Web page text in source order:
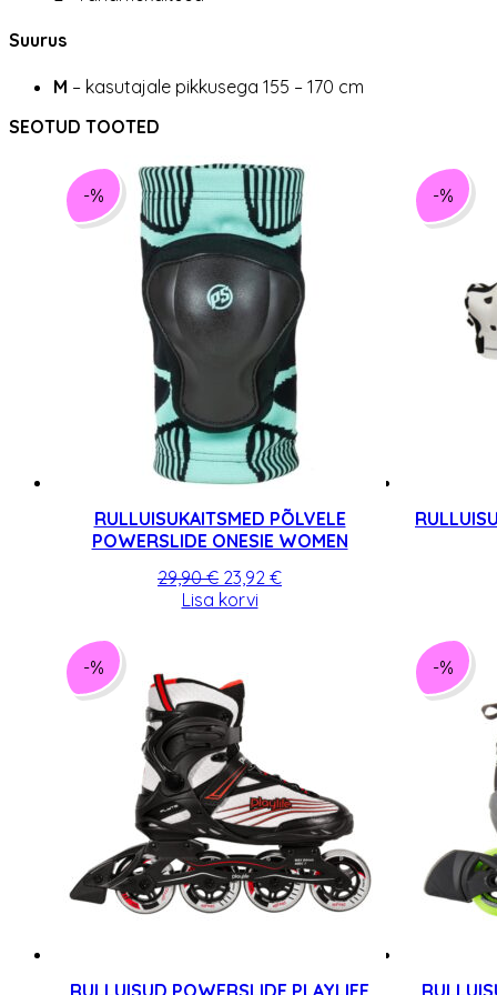
Suurus
M – kasutajale pikkusega 155 – 170 cm
SEOTUD TOOTED
-%
RULLUISUKAITSMED PÕLVELE
POWERSLIDE ONESIE WOMEN
29,90€ Algne
hind
23,92 €Praegune
Lisa korvi
-%
-% -%